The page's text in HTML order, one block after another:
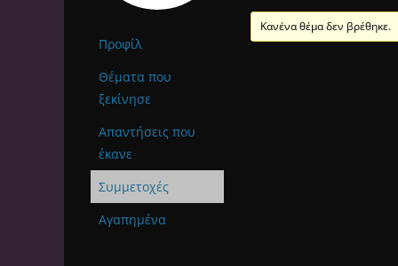
Προφίλ
Θέματα που
ξεκίνησε
Απαντήσεις που
έκανε
Συμμετοχές
Αγαπημένα
Κανένα θέμα δεν βρέθηκε.